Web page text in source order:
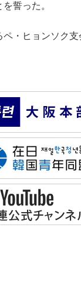
誓った。
・ヒョンソク支